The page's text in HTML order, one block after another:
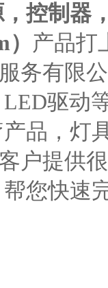
控制器
产品打
务有限
驱动
品，灯
户提供
您快速